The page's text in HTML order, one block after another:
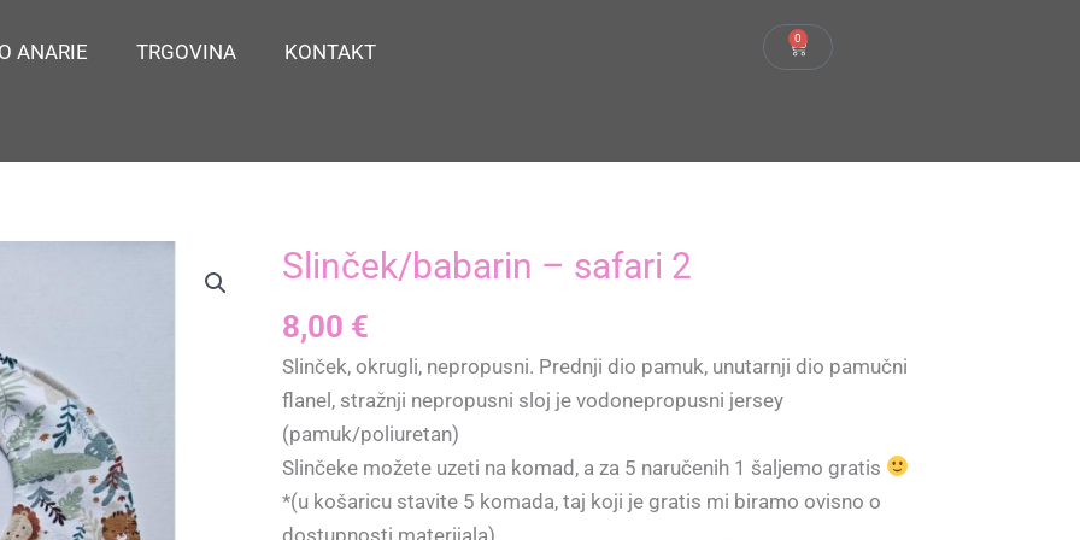
O ANARIE TRGOVINA KONTAKT
0
Cart
Slinček/babarin – safari 2
8,00 €
Slinček, okrugli, nepropusni. Prednji dio pamuk, unutarnji dio pamučni
flanel, stražnji nepropusni sloj je vodonepropusni jersey
(pamuk/poliuretan)
Slinčeke možete uzeti na komad, a za 5 naručenih 1 šaljemo gratis
*(u košaricu stavite 5 komada, taj koji je gratis mi biramo ovisno o
dostupnosti materijala)